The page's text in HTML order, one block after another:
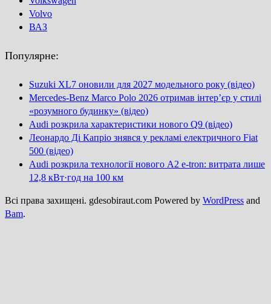
Volvo
ВАЗ
Популярне:
Suzuki XL7 оновили для 2027 модельного року (відео)
Mercedes-Benz Marco Polo 2026 отримав інтер’єр у стилі
«розумного будинку» (відео)
Audi розкрила характеристики нового Q9 (відео)
Леонардо Ді Капріо знявся у рекламі електричного Fiat
500 (відео)
Audi розкрила технології нового A2 e-tron: витрата лише
12,8 кВт·год на 100 км
Всі права захищені. gdesobiraut.com Powered by WordPress and
Bam.